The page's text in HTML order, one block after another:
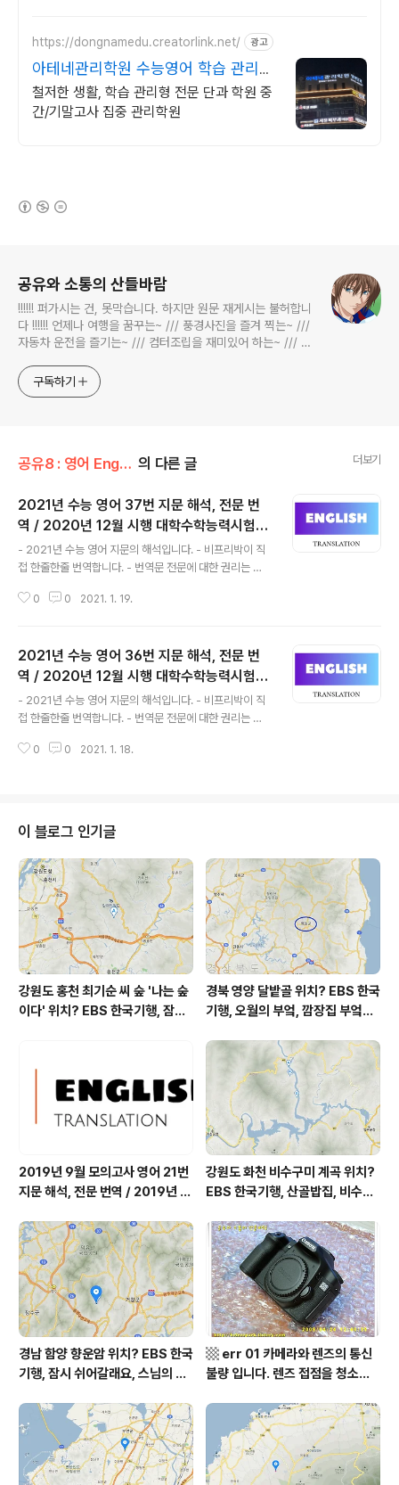
https://dongnamedu.creatorlink.net/ 광고
아테네관리학원 수능영어 학습 관리형
전문 단과 학원
철저한 생활, 학습 관리형 전문 단과 학원 중
간/기말고사 집중 관리학원
공유와 소통의 산들바람
!!!!!! 퍼가시는 건, 못막습니다. 하지만 원문 재게시는 불허합니
다 !!!!!! 언제나 여행을 꿈꾸는~ /// 풍경사진을 즐겨 찍는~ ///
자동차 운전을 즐기는~ /// 컴터조립을 재미있어 하는~ /// 고
식하는 미드가 있는~ /// 사회적 이슈에 발언하는~ 不老巨
구독하기
공유8 : 영어 English/수능 영어 지문 해석 의 다른 글 더보기
2021년 수능 영어 37번 지문 해석, 전문 번
역 / 2020년 12월 시행 대학수학능력시험,
2021학년도 대수능 영어영역 외국어영역, 수
능 영어 지문 번역 전문 해석, English to Ko
rean translation
- 2021년 수능 영어 지문의 해석입니다. - 비프리박이 직
접 한줄한줄 번역합니다. - 번역문 전문에 대한 권리는 비
다. 2021학년도 수능 영어영역 지문 번역 ( 2020년 12월
행히도 그 중 많은 것들이 비용 효율적이지 못하다. 이것은
경제적 관점에서 에너지 효율의 기본적 요구사항이다. (C)
하지만, 그러한 비용 효율성을 계산하기란 쉽지 않다. 그것
(계산)은 단순히 개인적 비용을 살펴보고 그것(비용)을 실
려해야 할 중요한 외적 요소들도 있고 거시경제적 영향도
0 0 2021. 1. 19.
2021년 수능 영어 36번 지문 해석, 전문 번
역 / 2020년 12월 시행 대학수학능력시험,
2021학년도 대수능 영어영역 외국어영역, 수
능 영어 지문 번역 전문 해석, English to Ko
rean translation
- 2021년 수능 영어 지문의 해석입니다. - 비프리박이 직
접 한줄한줄 번역합니다. - 번역문 전문에 대한 권리는 비
다. 2021학년도 수능 영어영역 지문 번역 ( 2020년 12월
으로 못 보게 만들 수 있다. 전쟁은 고립된 (별개의) 행위가
결코 아니며 또한 단 하나의 결정도 결코 아니다. (B) 현실
세계에서 전쟁의 더 큰 목적은 항상 정치적 목적이다. 그것
은 무력의 사용을 넘어선다. 이런 통찰이 (근대 독일 군사학
자) 클라우제비츠의 가장 유명한 말 “전쟁은 다른 수단에
의한 ..
0 0 2021. 1. 18.
이 블로그 인기글
강원도 홍천 최기순 씨 숲 '나는 숲
이다' 위치? EBS 한국기행, 잠시
강원도 홍천군 가볼 만한 곳, (구)
까르돈, kbs 인간극장
경북 영양 달밭골 위치? EBS 한국
기행, 오월의 부엌, 깜장집 부엌은
어디? / 경상북도 영양군 가볼 만
한 곳, 영양읍 상원리. KBS 인간극
장 임분노미 할머니
2019년 9월 모의고사 영어 21번
지문 해석, 전문 번역 / 2019년 9
역, 평가원 2019년 고3 9월 영어
영역 외국어영역 전문 해석, Engli
sh to Korean translation
강원도 화천 비수구미 계곡 위치?
EBS 한국기행, 산골밥집, 비수구
부 화천군 비수구미 낙타민박 어
디? / 강원도 화천군 가볼 만한 곳
비수구미 마을, 파로호
경남 함양 향운암 위치? EBS 한국
기행, 잠시 쉬어갈래요, 스님의 어
상남도 함양군 가볼 만한 곳, 용추
계곡 향운암 명천스님, 덕유산 황
석산 거망산 기백산
▩ err 01 카메라와 렌즈의 통신
불량 입니다. 렌즈 접점을 청소하